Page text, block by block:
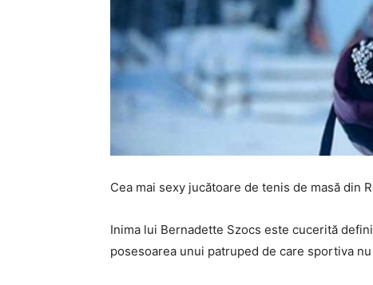
Cea mai sexy jucătoare de tenis de masă din
Inima lui Bernadette Szocs este cucerită
posesoarea unui patruped de care sportiva